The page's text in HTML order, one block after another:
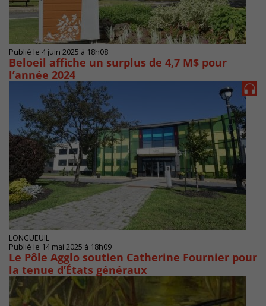
Publié le 4 juin 2025 à 18h08
Beloeil affiche un surplus de 4,7 M$ pour
l’année 2024
LONGUEUIL
Publié le 14 mai 2025 à 18h09
Le Pôle Agglo soutien Catherine Fournier pour
la tenue d’États généraux